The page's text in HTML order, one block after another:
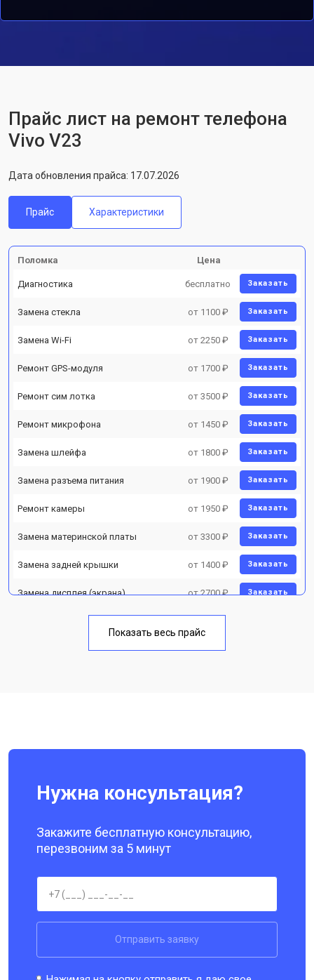
Прайс лист на ремонт телефона
Vivo V23
Дата обновления прайса: 17.07.2026
Прайс Характеристики
Поломка Цена
Диагностика бесплатно Заказать
Замена стекла от 1100 ₽ Заказать
Замена Wi-Fi от 2250 ₽ Заказать
Ремонт GPS-модуля от 1700 ₽ Заказать
Ремонт сим лотка от 3500 ₽ Заказать
Ремонт микрофона от 1450 ₽ Заказать
Замена шлейфа от 1800 ₽ Заказать
Замена разъема питания от 1900 ₽ Заказать
Ремонт камеры от 1950 ₽ Заказать
Замена материнской платы от 3300 ₽ Заказать
Замена задней крышки от 1400 ₽ Заказать
Замена дисплея (экрана) от 2700 ₽ Заказать
Замена кнопки включения от 1750 ₽
Показать весь прайс
Нужна консультация?
Закажите бесплатную консультацию,
перезвоним за 5 минут
Отправить заявку